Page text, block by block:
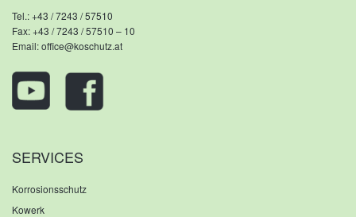
Tel.:+43 / 7243 / 57510
Fax: +43 / 7243 / 57510 – 10
Email:office@koschutz.at
SERVICES
Korrosionsschutz
Kowerk